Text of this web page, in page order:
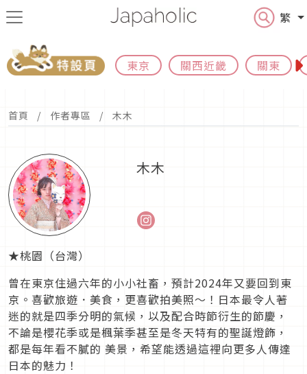
繁
東京 關西近畿 關東
首頁 作者專區 木木
木木
★桃園（台灣）
曾在東京住過六年的小小社畜，預計2024年又要回到東
京。喜歡旅遊．美食，更喜歡拍美照～！日本最令人著
迷的就是四季分明的氣候，以及配合時節衍生的節慶，
不論是櫻花季或是楓葉季甚至是冬天特有的聖誕燈飾，
都是每年看不膩的 美景，希望能透過這裡向更多人傳達
日本的魅力！